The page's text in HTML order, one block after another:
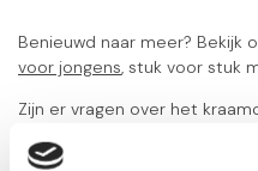
Benieuwd naar meer? Bekijk
voor jongens, stuk voor stuk
Zijn er vragen over het